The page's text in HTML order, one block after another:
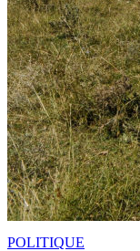
POLITIQUE